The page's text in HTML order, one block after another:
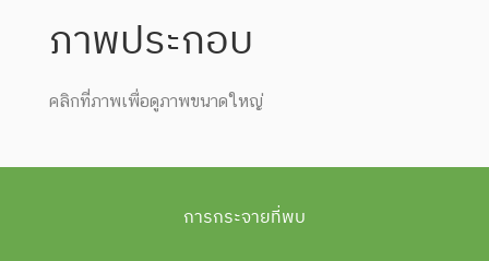
ภาพประกอบ
คลิกที่ภาพเพื่อดูภาพขนาดใหญ่
การกระจายที่พบ